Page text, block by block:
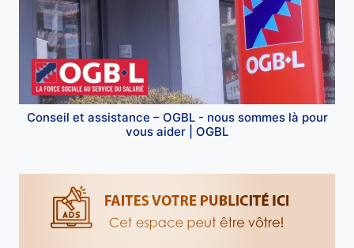
Conseil et assistance – OGBL - nous sommes là pour
vous aider | OGBL